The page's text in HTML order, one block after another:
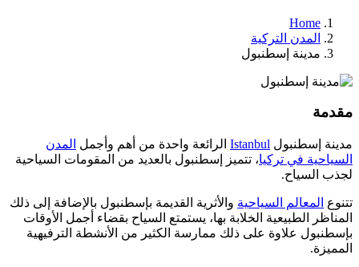
Home
المدن التركية
مدينة إسطنبول
مقدمة
مدينة إسطنبول Istanbul الرائعة واحدة من أهم وأجمل المدن
السياحية في تركيا، تتميز إسطنبول بالعديد من المقومات السياحية
لجذب السياح.
تتنوع المعالم السياحية والأثرية القديمة بإسطنبول بالإضافة إلى ذلك
المناظر الطبيعية الخلابة بها، يستمتع السياح بقضاء أجمل الأوقات
بإسطنبول علاوة على ذلك ممارسة الكثير من الأنشطة الترفيهية
المميزة.